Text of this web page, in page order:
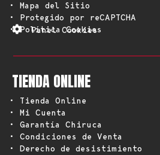
• Mapa del Sitio
• Protegido por reCAPTCHA
• Política Cookies
Panel Cookies
TIENDA ONLINE
• Tienda Online
• Mi Cuenta
• Garantía Chiruca
• Condiciones de Venta
• Derecho de desistimiento